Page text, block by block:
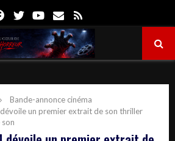
FacebookTwitterYoutube
Email
Bande-annonce cinéma
un premier extrait de son thriller